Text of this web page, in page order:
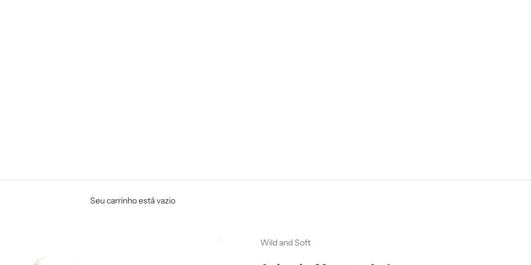
Seu carrinho está vazio
Wild and Soft